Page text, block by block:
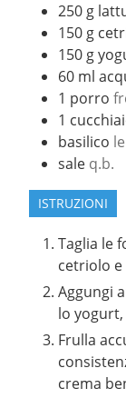
250 g
150 g
150 g
60 ml
1 porro
1
basilico
sale q.b.
ISTRUZIONI
Taglia le
cetriolo
Aggungi
lo yogurt,
Frulla
crema